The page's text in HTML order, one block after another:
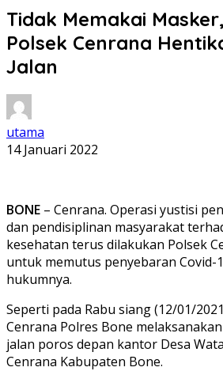
Tidak Memakai
Polsek Cenrana
Jalan
utama
14 Januari 2022
BONE – Cenrana. Operasi yustisi
dan pendisiplinan masyarakat
kesehatan terus dilakukan Polsek
untuk memutus penyebaran Covid-
hukumnya.
Seperti pada Rabu siang (12/01/
Cenrana Polres Bone
jalan poros depan kantor Desa
Cenrana Kabupaten Bone.